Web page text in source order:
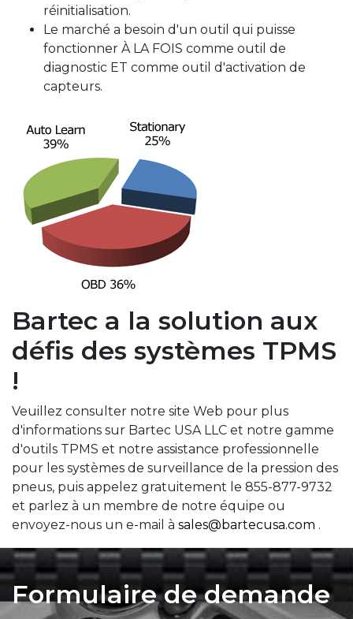
réinitialisation.
Le marché a besoin d'un outil qui puisse
fonctionner À LA FOIS comme outil de
diagnostic ET comme outil d'activation de
capteurs.
Bartec a la solution aux
défis des systèmes TPMS
!
Veuillez consulter notre site Web pour plus
d'informations sur Bartec USA LLC et notre gamme
d'outils TPMS et notre assistance professionnelle
pour les systèmes de surveillance de la pression des
pneus, puis appelez gratuitement le 855-877-9732
et parlez à un membre de notre équipe ou
envoyez-nous un e-mail à sales@bartecusa.com .
Formulaire de demande